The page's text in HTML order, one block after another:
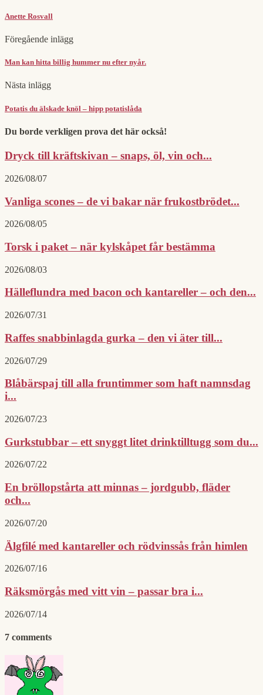
Anette Rosvall
Föregående inlägg
Man kan hitta billig hummer nu efter nyår.
Nästa inlägg
Potatis du älskade knöl – hipp potatislåda
Du borde verkligen prova det här också!
Dryck till kräftskivan – snaps, öl, vin och...
2026/08/07
Vanliga scones – de vi bakar när frukostbrödet...
2026/08/05
Torsk i paket – när kylskåpet får bestämma
2026/08/03
Hälleflundra med bacon och kantareller – och den...
2026/07/31
Raffes snabbinlagda gurka – den vi äter till...
2026/07/29
Blåbärspaj till alla fruntimmer som haft namnsdag
i...
2026/07/23
Gurkstubbar – ett snyggt litet drinktilltugg som du...
2026/07/22
En bröllopstårta att minnas – jordgubb, fläder
och...
2026/07/20
Älgfilé med kantareller och rödvinssås från himlen
2026/07/16
Räksmörgås med vitt vin – passar bra i...
2026/07/14
7 comments